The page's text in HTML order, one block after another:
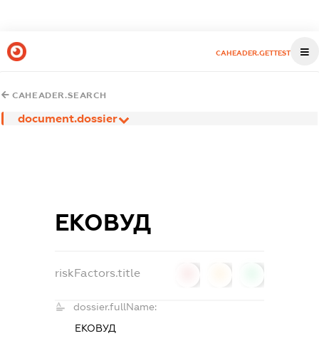
CAHEADER.GETTEST
CAHEADER.SEARCH
document.dossier
ЕКОВУД
riskFactors.title
dossier.fullName:
ЕКОВУД